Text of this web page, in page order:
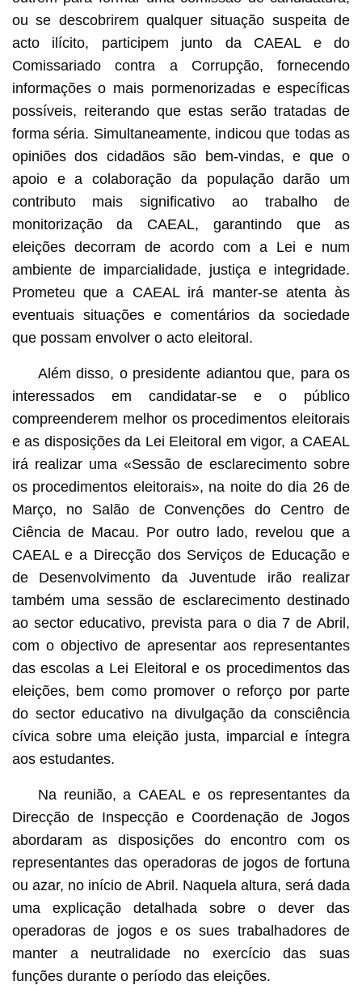
ou se descobrirem qualquer situação suspeita de
acto ilícito, participem junto da CAEAL e do
Comissariado contra a Corrupção, fornecendo
informações o mais pormenorizadas e específicas
possíveis, reiterando que estas serão tratadas de
forma séria. Simultaneamente, indicou que todas as
opiniões dos cidadãos são bem-vindas, e que o
apoio e a colaboração da população darão um
contributo mais significativo ao trabalho de
monitorização da CAEAL, garantindo que as
eleições decorram de acordo com a Lei e num
ambiente de imparcialidade, justiça e integridade.
Prometeu que a CAEAL irá manter-se atenta às
eventuais situações e comentários da sociedade
que possam envolver o acto eleitoral.
Além disso, o presidente adiantou que, para os
interessados em candidatar-se e o público
compreenderem melhor os procedimentos eleitorais
e as disposições da Lei Eleitoral em vigor, a CAEAL
irá realizar uma «Sessão de esclarecimento sobre
os procedimentos eleitorais», na noite do dia 26 de
Março, no Salão de Convenções do Centro de
Ciência de Macau. Por outro lado, revelou que a
CAEAL e a Direcção dos Serviços de Educação e
de Desenvolvimento da Juventude irão realizar
também uma sessão de esclarecimento destinado
ao sector educativo, prevista para o dia 7 de Abril,
com o objectivo de apresentar aos representantes
das escolas a Lei Eleitoral e os procedimentos das
eleições, bem como promover o reforço por parte
do sector educativo na divulgação da consciência
cívica sobre uma eleição justa, imparcial e íntegra
aos estudantes.
Na reunião, a CAEAL e os representantes da
Direcção de Inspecção e Coordenação de Jogos
abordaram as disposições do encontro com os
representantes das operadoras de jogos de fortuna
ou azar, no início de Abril. Naquela altura, será dada
uma explicação detalhada sobre o dever das
operadoras de jogos e os sues trabalhadores de
manter a neutralidade no exercício das suas
funções durante o período das eleições.